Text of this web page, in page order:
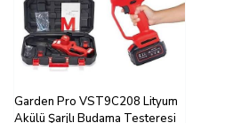
Garden Pro VST9C208 Lityum
Akülü Şarjlı Budama Testeresi